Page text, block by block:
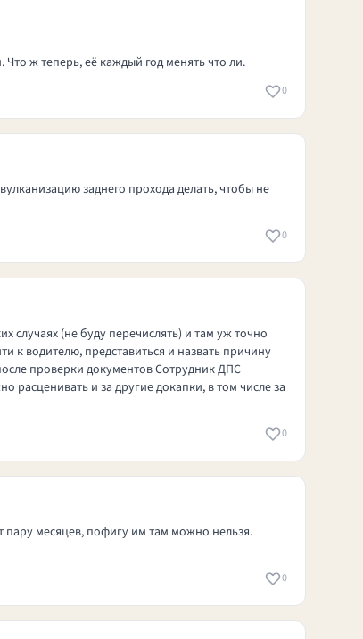
ж теперь, её каждый год менять что ли.
0
заднего прохода делать, чтобы не
0
случаях (не буду перечислять) и там уж точно
к водителю, представиться и назвать причину
проверки документов Сотрудник ДПС
расценивать и за другие докапки, в том числе за
0
пару месяцев, пофигу им там можно нельзя.
0